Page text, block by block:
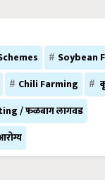
Soybean
Chili Farming
/ फळबाग लागवड